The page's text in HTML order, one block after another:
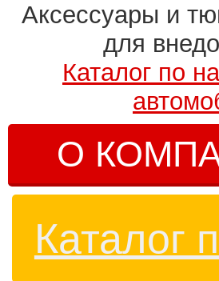
Аксессуары и
для
Каталог по
О
Каталог